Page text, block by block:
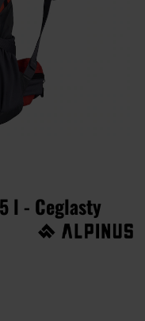
l - Ceglasty